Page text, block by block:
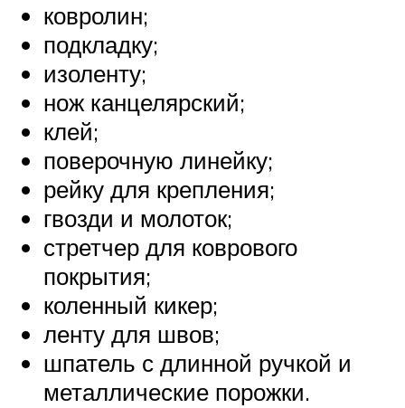
ковролин;
подкладку;
изоленту;
нож канцелярский;
клей;
поверочную линейку;
рейку для крепления;
гвозди и молоток;
стретчер для коврового
покрытия;
коленный кикер;
ленту для швов;
шпатель с длинной ручкой и
металлические порожки.